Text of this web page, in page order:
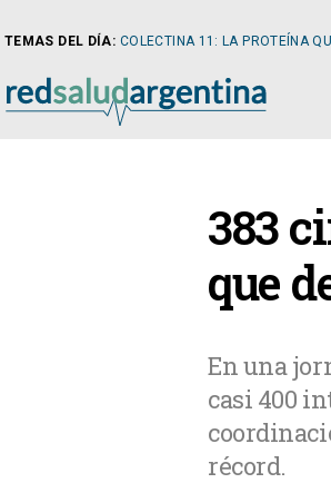
TEMAS DEL DÍA: COLECTINA 11: LA PROTEÍNA
383
que
En una
casi 400
récord.